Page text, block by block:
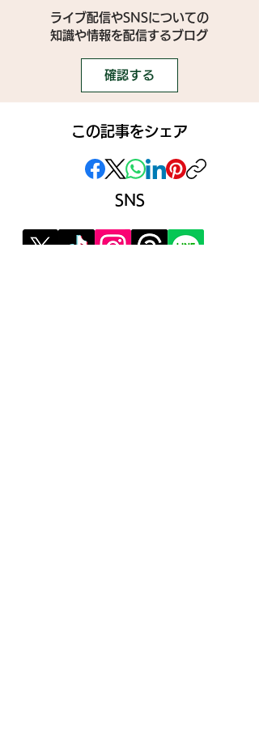
ライブ配信やSNSについての
​知識や情報を配信するブログ
確認する
この記事をシェア
SNS